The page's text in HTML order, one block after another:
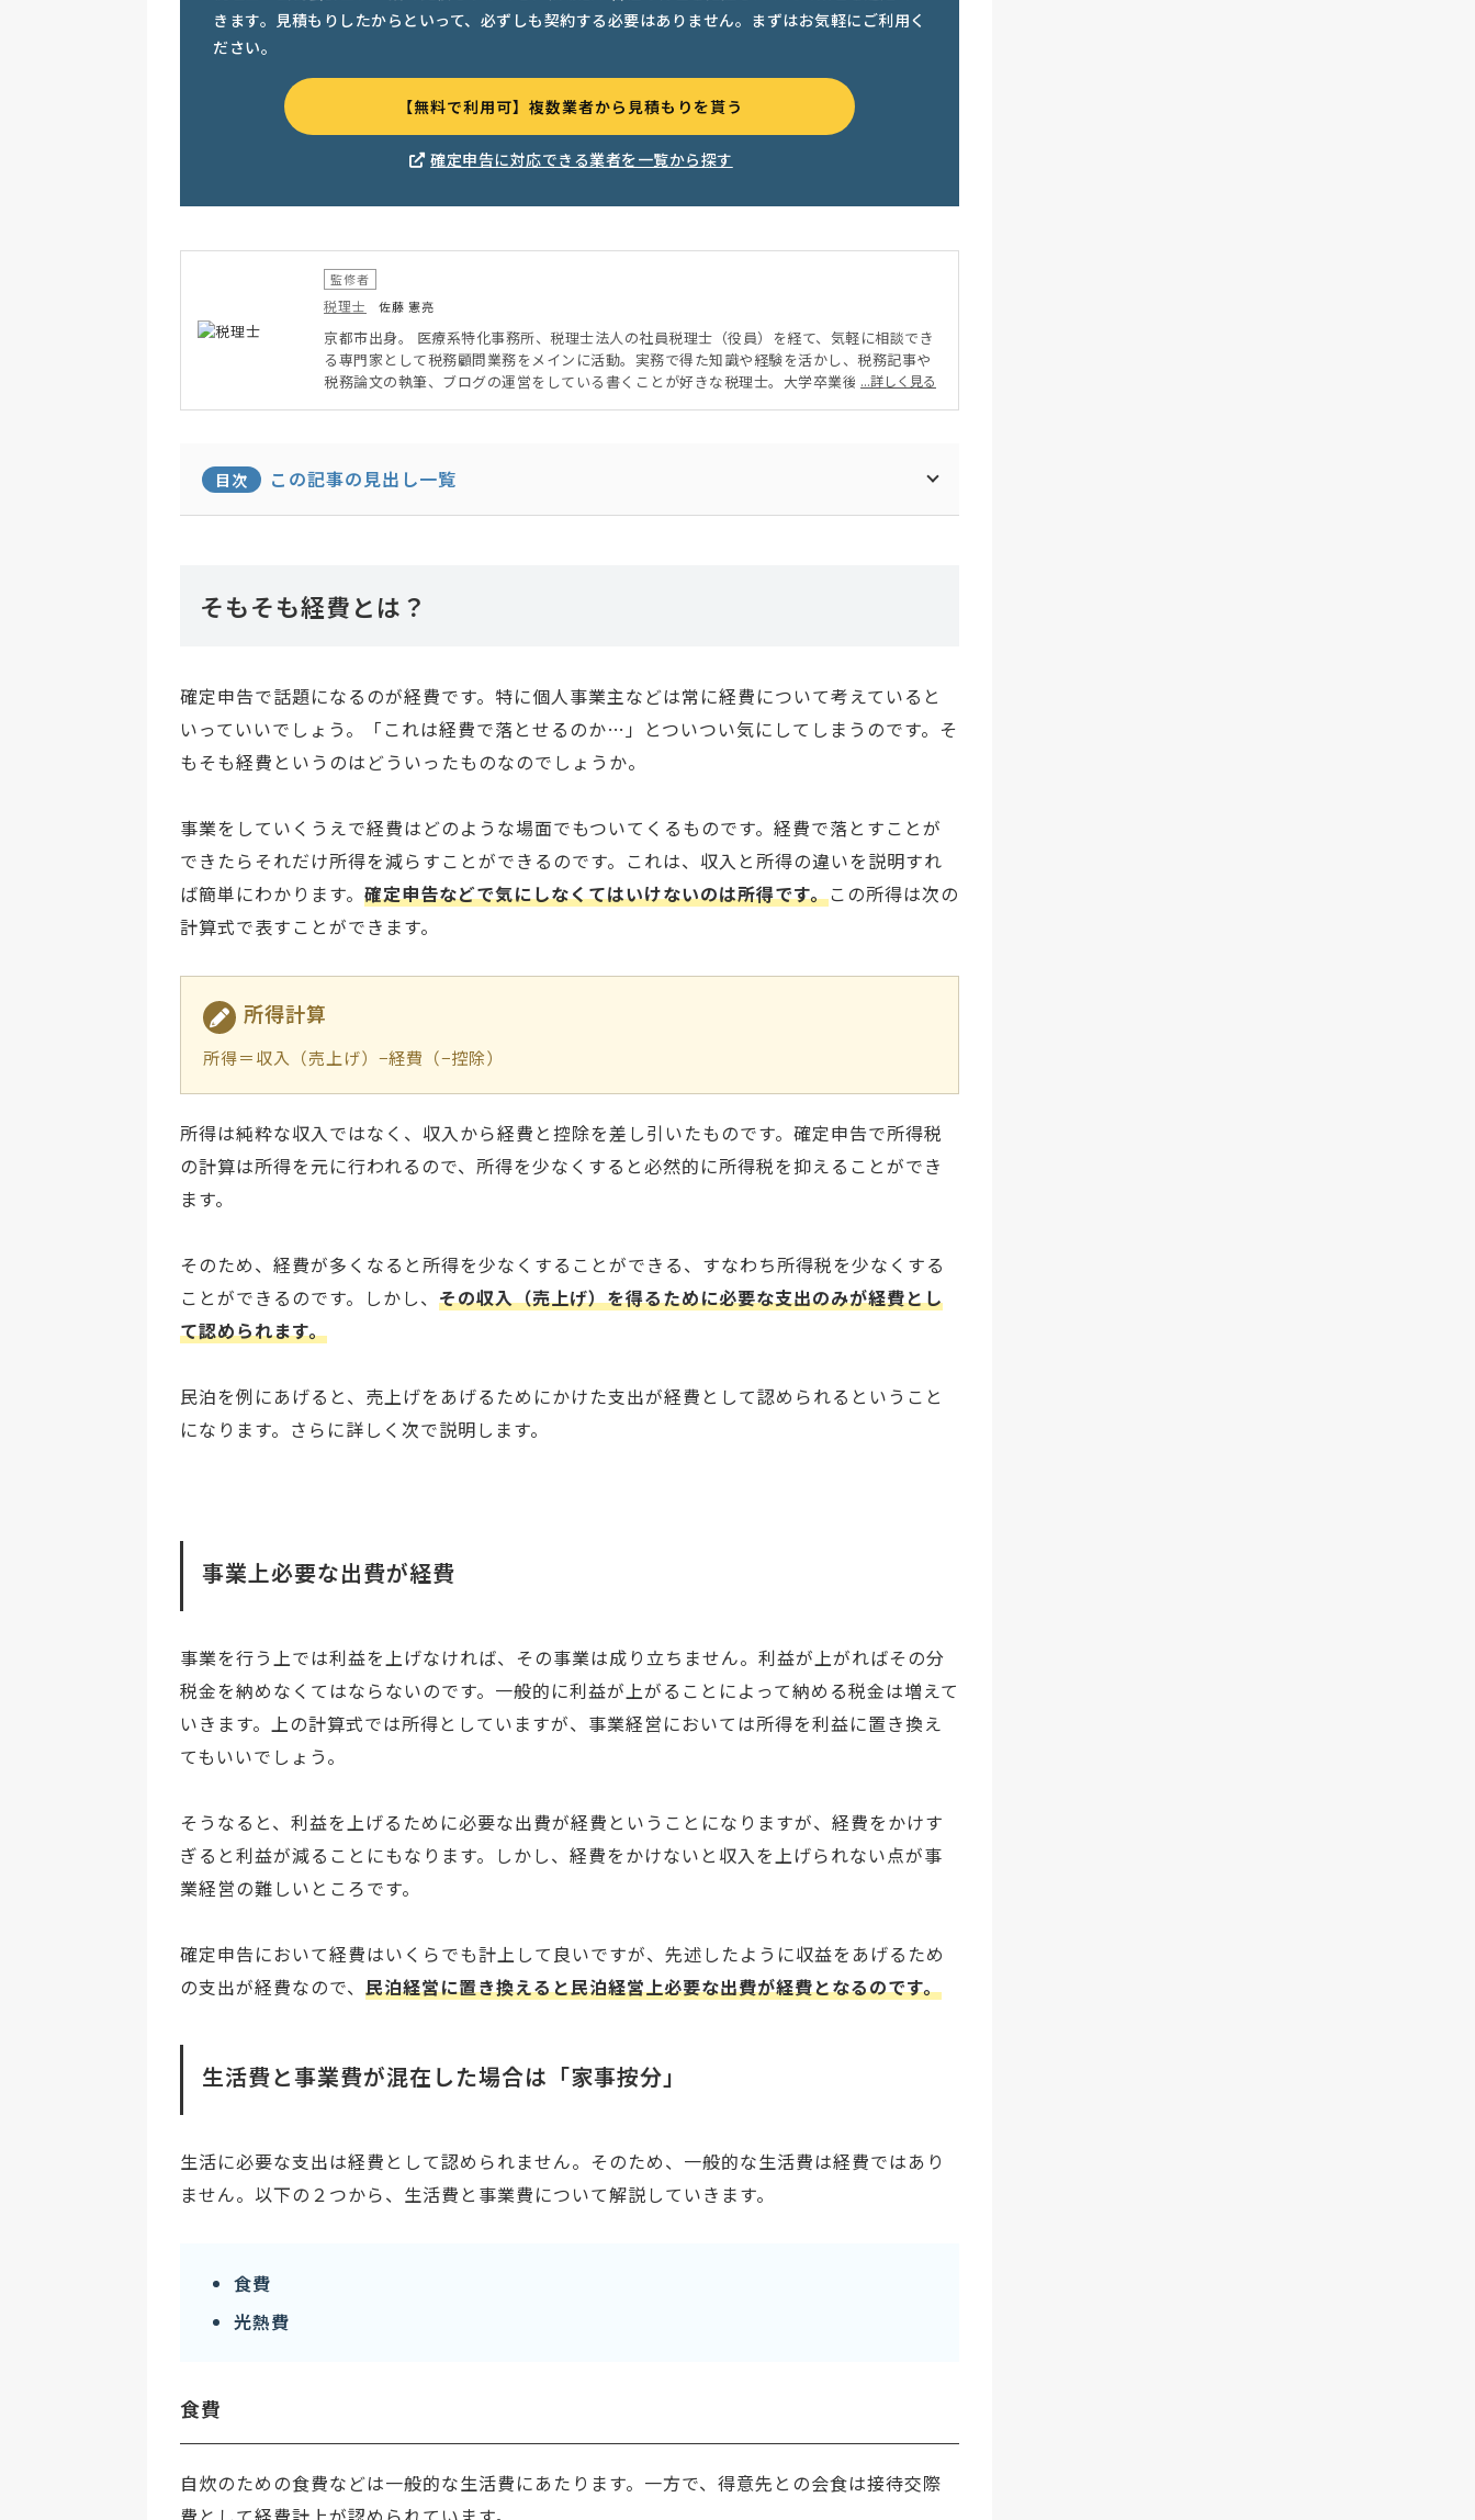
きます。見積もりしたからといって、必ずしも契約する必要はありません。まずはお気軽にご利用く
ださい。
【無料で利用可】複数業者から見積もりを貰う
確定申告に対応できる業者を一覧から探す
監修者
税理士 佐藤 憲亮
京都市出身。 医療系特化事務所、税理士法人の社員税理士（役員）を経て、気軽に相談でき
る専門家として税務顧問業務をメインに活動。実務で得た知識や経験を活かし、税務記事や
税務論文の執筆、ブログの運営をしている書くことが好きな税理士。大学卒業後、税理士事
税務の支援を得意としている。
...詳しく見る
目次 この記事の見出し一覧
そもそも経費とは？
確定申告で話題になるのが経費です。特に個人事業主などは常に経費について考えていると
いっていいでしょう。「これは経費で落とせるのか…」とついつい気にしてしまうのです。そ
もそも経費というのはどういったものなのでしょうか。
事業をしていくうえで経費はどのような場面でもついてくるものです。経費で落とすことが
できたらそれだけ所得を減らすことができるのです。これは、収入と所得の違いを説明すれ
ば簡単にわかります。 確定申告などで気にしなくてはいけないのは所得です。この所得は次の
計算式で表すことができます。
所得計算
所得＝収入（売上げ）−経費（−控除）
所得は純粋な収入ではなく、収入から経費と控除を差し引いたものです。確定申告で所得税
の計算は所得を元に行われるので、所得を少なくすると必然的に所得税を抑えることができ
ます。
そのため、経費が多くなると所得を少なくすることができる、すなわち所得税を少なくする
ことができるのです。しかし、 その収入（売上げ）を得るために必要な支出のみが経費とし
て認められます。
民泊を例にあげると、売上げをあげるためにかけた支出が経費として認められるということ
になります。さらに詳しく次で説明します。
事業上必要な出費が経費
事業を行う上では利益を上げなければ、その事業は成り立ちません。利益が上がればその分
税金を納めなくてはならないのです。一般的に利益が上がることによって納める税金は増えて
いきます。上の計算式では所得としていますが、事業経営においては所得を利益に置き換え
てもいいでしょう。
そうなると、利益を上げるために必要な出費が経費ということになりますが、経費をかけす
ぎると利益が減ることにもなります。しかし、経費をかけないと収入を上げられない点が事
業経営の難しいところです。
確定申告において経費はいくらでも計上して良いですが、先述したように収益をあげるため
の支出が経費なので、 民泊経営に置き換えると民泊経営上必要な出費が経費となるのです。
生活費と事業費が混在した場合は「家事按分」
生活に必要な支出は経費として認められません。そのため、一般的な生活費は経費ではあり
ません。以下の２つから、生活費と事業費について解説していきます。
食費
光熱費
食費
自炊のための食費などは一般的な生活費にあたります。一方で、得意先との会食は接待交際